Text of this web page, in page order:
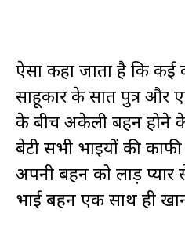
ऐसा कहा जाता है कि कई
साहूकार के सात पुत्र और
के बीच अकेली बहन होने
बेटी सभी भाइयों की
अपनी बहन को लाड़
भाई बहन एक साथ ही